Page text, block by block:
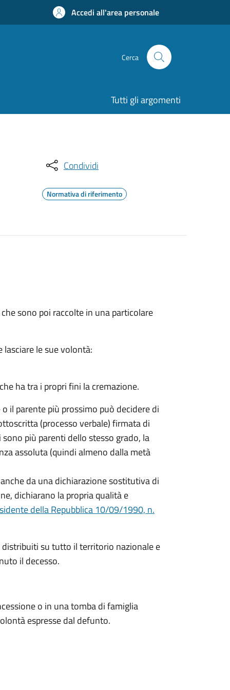
Accedi all'area personale
Cerca
Tutti gli argomenti
Condividi
Normativa di riferimento
sono poi raccolte in una particolare
lasciare le sue volontà:
ha tra i propri fini la cremazione.
il parente più prossimo può decidere di
(processo verbale) firmata di
più parenti dello stesso grado, la
assoluta (quindi almeno dalla metà
da una dichiarazione sostitutiva di
dichiarano la propria qualità e
della Repubblica 10/09/1990, n.
su tutto il territorio nazionale e
il decesso.
o in una tomba di famiglia
espresse dal defunto.